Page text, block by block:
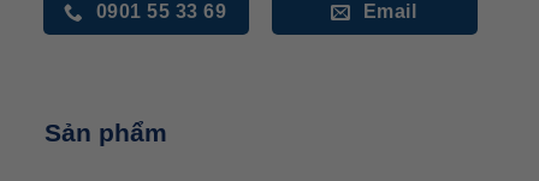
0901 55 33 69 Email
Sản phẩm